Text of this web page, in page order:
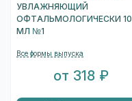
УВЛАЖНЯЮЩИЙ
ОФТАЛЬМОЛОГИЧЕСКИ 10
МЛ №1
Все формы выпуска
от 318 ₽